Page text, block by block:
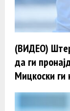
(ВИДЕО)
да ги
Мицкоски